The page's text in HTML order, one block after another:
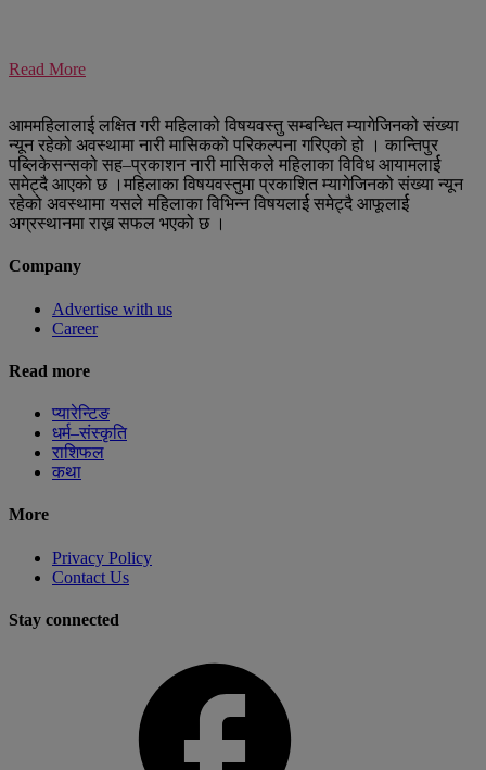
Read More
आममहिलालाई लक्षित गरी महिलाको विषयवस्तु सम्बन्धित म्यागेजिनको संख्या
न्यून रहेको अवस्थामा नारी मासिकको परिकल्पना गरिएको हो । कान्तिपुर
पब्लिकेसन्सको सह–प्रकाशन नारी मासिकले महिलाका विविध आयामलार्ई
समेट्दै आएको छ ।महिलाका विषयवस्तुमा प्रकाशित म्यागेजिनको संख्या न्यून
रहेको अवस्थामा यसले महिलाका विभिन्न विषयलार्ई समेट्दै आफूलार्ई
अग्रस्थानमा राख्न सफल भएको छ ।
Company
Advertise with us
Career
Read more
प्यारेन्टिङ
धर्म–संस्कृति
राशिफल
कथा
More
Privacy Policy
Contact Us
Stay connected